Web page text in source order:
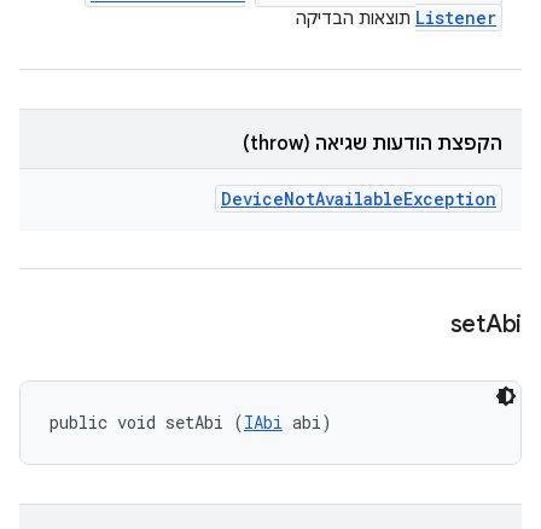
Listener תוצאות הבדיקה
הקפצת הודעות שגיאה (throw)
DeviceNotAvailableException
setAbi
public void setAbi (IAbi abi)